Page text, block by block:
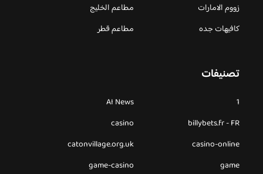
زووم الامارات
مطاعم الخليج
كافيهات جده
مطاعم قطر
تصنيفات
1
AI News
billybets.fr - FR
casino
casino-online
catonvillage.org.uk
game
game-casino